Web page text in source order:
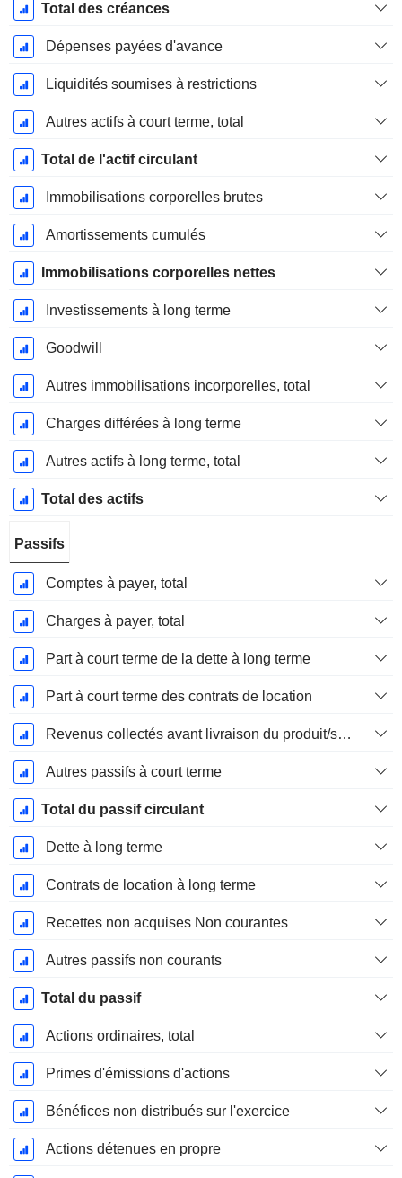
Total des créances
Dépenses payées d'avance
Liquidités soumises à restrictions
Autres actifs à court terme, total
Total de l'actif circulant
Immobilisations corporelles brutes
Amortissements cumulés
Immobilisations corporelles nettes
Investissements à long terme
Goodwill
Autres immobilisations incorporelles, total
Charges différées à long terme
Autres actifs à long terme, total
Total des actifs
Passifs
Comptes à payer, total
Charges à payer, total
Part à court terme de la dette à long terme
Part à court terme des contrats de location
Revenus collectés avant livraison du produit/service
Autres passifs à court terme
Total du passif circulant
Dette à long terme
Contrats de location à long terme
Recettes non acquises Non courantes
Autres passifs non courants
Total du passif
Actions ordinaires, total
Primes d'émissions d'actions
Bénéfices non distribués sur l'exercice
Actions détenues en propre